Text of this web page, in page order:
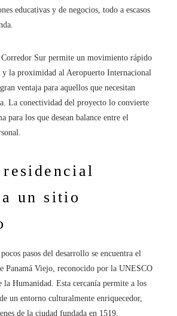
educativas y de negocios, todo a escasos
Sur permite un movimiento rápido
y la proximidad al Aeropuerto Internacional
ventaja para aquellos que necesitan
La conectividad del proyecto lo convierte
para los que desean balance entre el
un sitio
pasos del desarrollo se encuentra el
Panamá Viejo, reconocido por la UNESCO
la Humanidad. Esta cercanía permite a los
un entorno culturalmente enriquecedor,
de la ciudad fundada en 1519.